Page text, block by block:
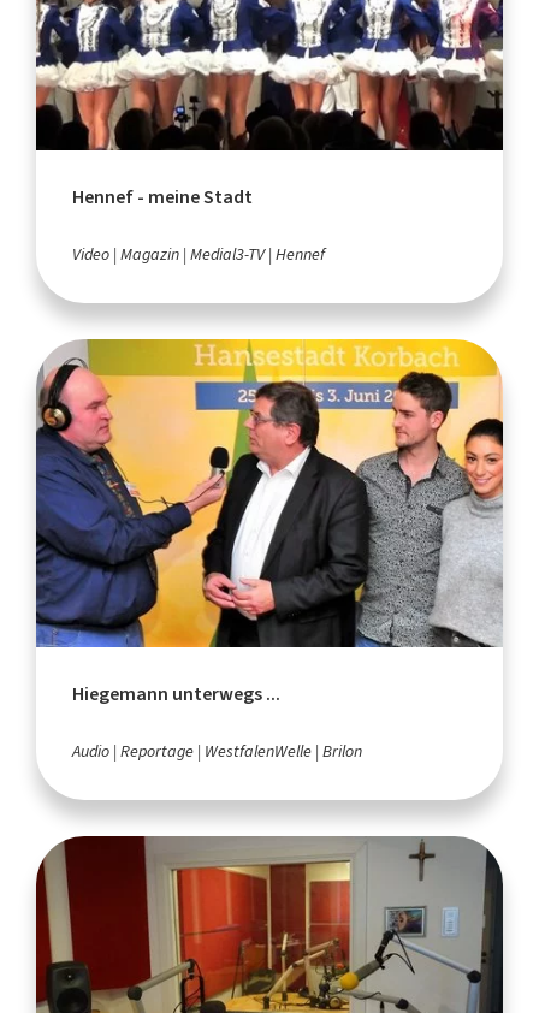
Hennef - meine Stadt
Video Magazin Medial3-TV Hennef
Hiegemann unterwegs ...
Audio Reportage WestfalenWelle Brilon